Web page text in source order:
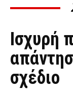
ΣΥΝΕΝΤΕΎΞΕΙΣ
Ισχυρή
σχέδιο